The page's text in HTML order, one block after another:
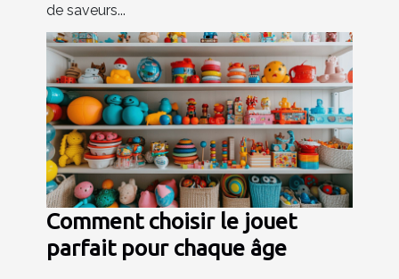
de saveurs...
Comment choisir le jouet
parfait pour chaque âge